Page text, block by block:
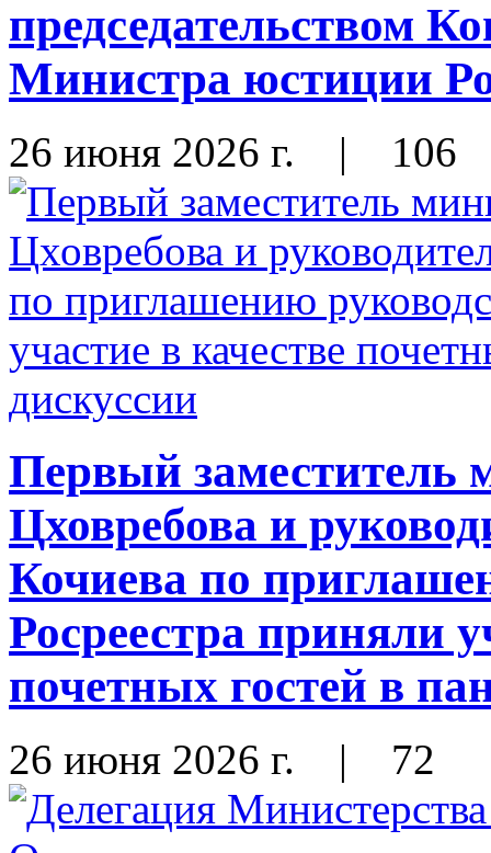
председательством
Министра юстиции
26 июня 2026 г. | 106
Первый заместитель
Цховребова и
Кочиева по
Росреестра приняли
почетных гостей в
26 июня 2026 г. | 72